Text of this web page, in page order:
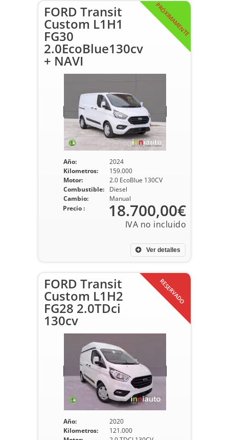
PRÓXIMAMENTE
FORD Transit
Custom L1H1
FG30
2.0EcoBlue130cv
+ NAVI
Año:
2024
Kilometros:
159.000
Motor:
2.0 EcoBlue 130CV
Combustible:
Diesel
Cambio:
Manual
Ver detalles
Precio : 18.700,00€
RESERVADO
FORD Transit
Custom L1H2
FG28 2.0TDci
130cv
Año:
2020
Kilometros:
121.000